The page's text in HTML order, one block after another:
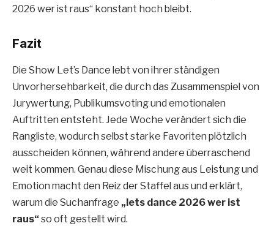
2026 wer ist raus“ konstant hoch bleibt.
Fazit
Die Show Let’s Dance lebt von ihrer ständigen
Unvorhersehbarkeit, die durch das Zusammenspiel von
Jurywertung, Publikumsvoting und emotionalen
Auftritten entsteht. Jede Woche verändert sich die
Rangliste, wodurch selbst starke Favoriten plötzlich
ausscheiden können, während andere überraschend
weit kommen. Genau diese Mischung aus Leistung und
Emotion macht den Reiz der Staffel aus und erklärt,
warum die Suchanfrage „lets dance 2026 wer ist
raus“ so oft gestellt wird.